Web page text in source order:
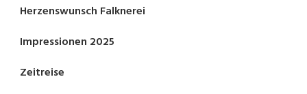
Herzenswunsch Falknerei
Impressionen 2025
Zeitreise